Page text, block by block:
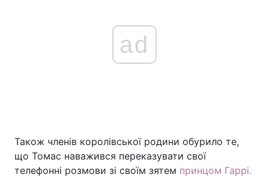
ad
Також членів королівської родини обурило те,
що Томас наважився переказувати свої
телефонні розмови зі своїм зятем принцом Гаррі.